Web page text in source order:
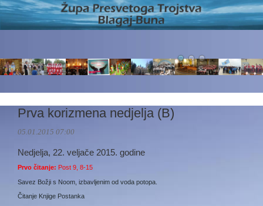
Prva korizmena nedjelja (B)
05.01.2015 07:00
Nedjelja, 22. veljače 2015. godine
Prvo čitanje: Post 9, 8-15
Savez Božji s Noom, izbavljenim od voda potopa.
Čitanje Knjige Postanka